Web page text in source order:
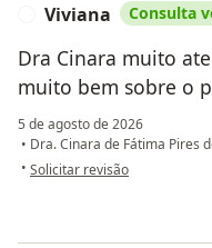
Viviana Consulta
Dra Cinara muito
muito bem sobre o
5 de agosto de 2026
• Dra. Cinara de Fátima Pires
• na opinião do utilizador Viviana
Solicitar revisão